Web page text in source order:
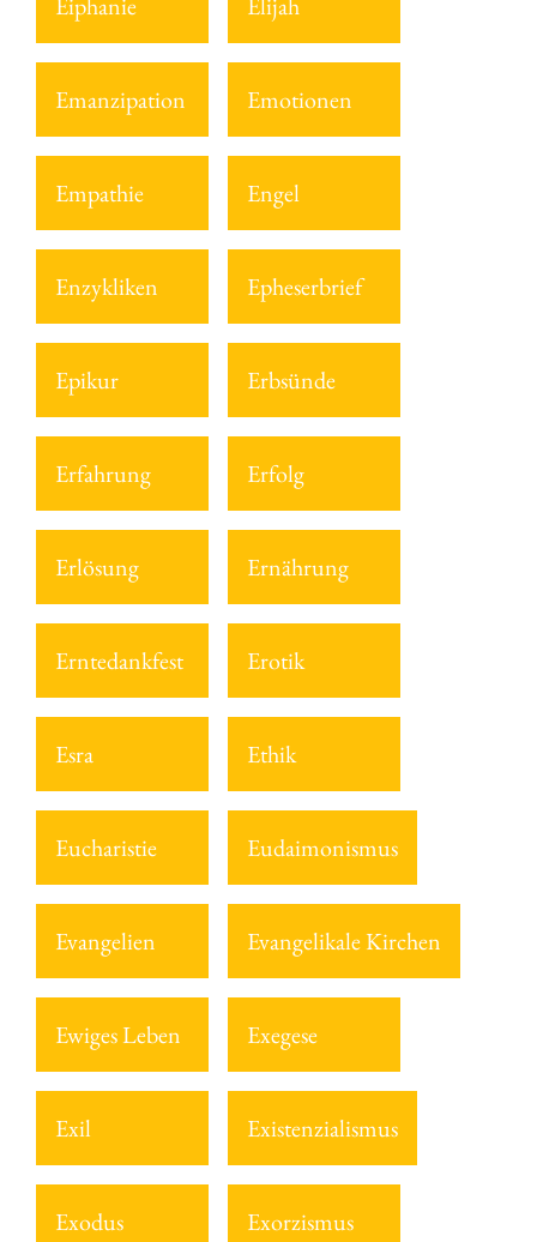
Emanzipation Emotionen
Empathie Engel
Enzykliken Epheserbrief
Epikur Erbsünde
Erfahrung Erfolg
Erlösung Ernährung
Erntedankfest Erotik
Esra Ethik
Eucharistie Eudaimonismus
Evangelien Evangelikale Kirchen
Ewiges Leben Exegese
Exil Existenzialismus
Exodus Exorzismus